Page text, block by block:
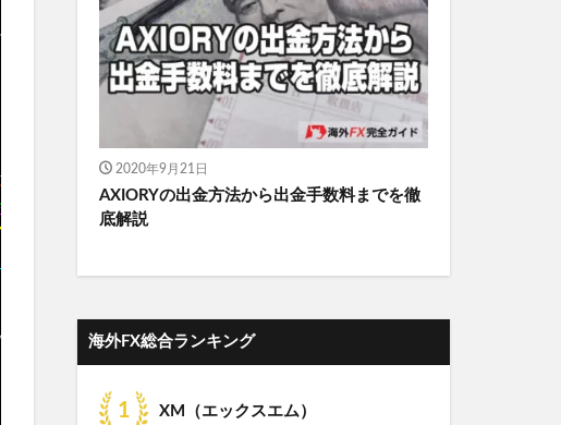
2020年9月21日
AXIORYの出金方法から出金手数料までを徹
底解説
海外FX総合ランキング
XM（エックスエム）